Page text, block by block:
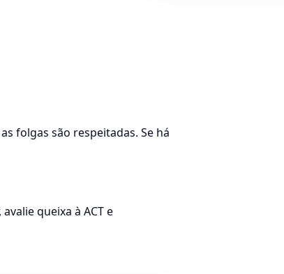
folgas são respeitadas. Se há
queixa à ACT e